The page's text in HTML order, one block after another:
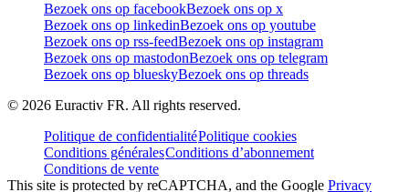
Bezoek ons op facebookBezoek ons op x
Bezoek ons op linkedinBezoek ons op youtube
Bezoek ons op rss-feedBezoek ons op instagram
Bezoek ons op mastodonBezoek ons op telegram
Bezoek ons op blueskyBezoek ons op threads
© 2026 Euractiv FR. All rights reserved.
Politique de confidentialitéPolitique cookies
Conditions généralesConditions d’abonnement
Conditions de vente
This site is protected by reCAPTCHA, and the Google Privacy